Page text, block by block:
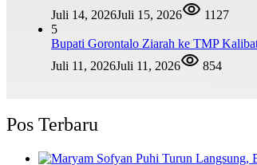
Juli 14, 2026Juli 15, 2026
1127
5
Bupati Gorontalo Ziarah ke TMP
Juli 11, 2026Juli 11, 2026 854
Pos Terbaru